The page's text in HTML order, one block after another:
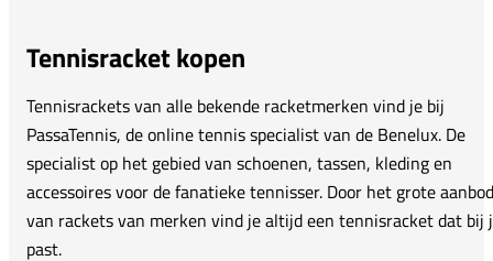
Tennisracket kopen
Tennisrackets van alle bekende racketmerken vind je bij
PassaTennis, de online tennis specialist van de Benelux. De
specialist op het gebied van schoenen, tassen, kleding en
accessoires voor de fanatieke tennisser. Door het grote aanbod
van rackets van merken vind je altijd een tennisracket dat bij
past.